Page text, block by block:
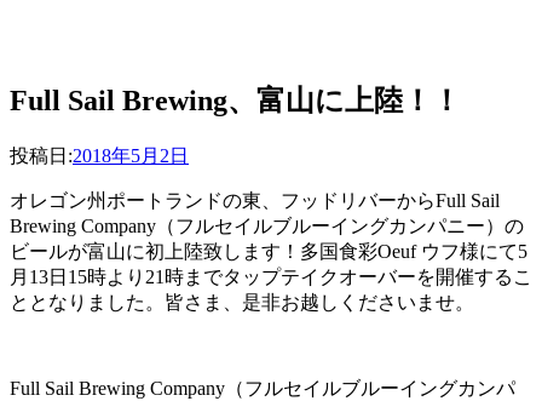
Full Sail Brewing、富山に上陸！！
投稿者master
投稿日:2018年5月2日
オレゴン州ポートランドの東、フッドリバーからFull Sail
Brewing Company（フルセイルブルーイングカンパニー）の
ビールが富山に初上陸致します！多国食彩Oeuf ウフ様にて5
月13日15時より21時までタップテイクオーバーを開催するこ
ととなりました。皆さま、是非お越しくださいませ。
Full Sail Brewing Company（フルセイルブルーイングカンパ